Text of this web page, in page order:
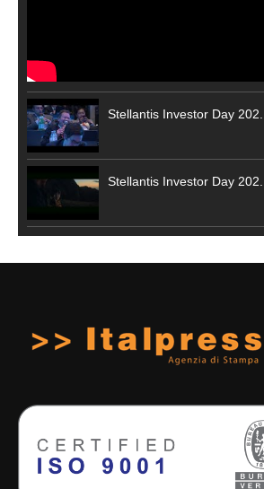
Stellantis Investor Day 202...
Stellantis Investor Day 202...